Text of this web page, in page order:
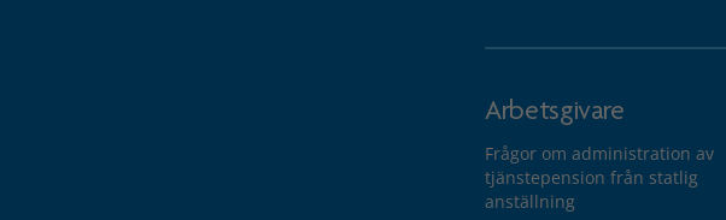
Arbetsgivare
Frågor om administration av
tjänstepension från statlig
anställning